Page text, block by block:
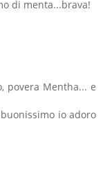
di menta...brava!
povera Mentha... e
io adoro